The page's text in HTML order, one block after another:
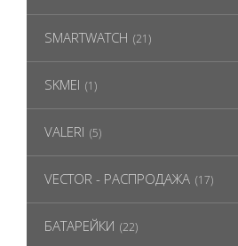
SMARTWATCH (21)
SKMEI (1)
VALERI (5)
VECTOR - РАСПРОДАЖА (17)
БАТАРЕЙКИ (22)